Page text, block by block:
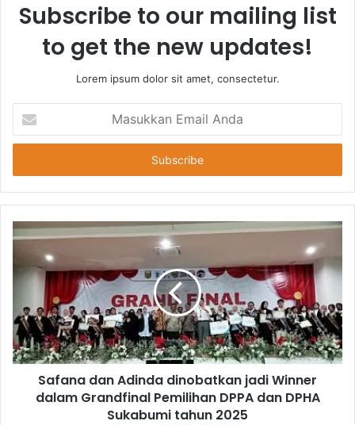
Subscribe to our mailing list
to get the new updates!
Lorem ipsum dolor sit amet, consectetur.
Email
Anda
Safana dan Adinda dinobatkan jadi Winner
dalam Grandfinal Pemilihan DPPA dan DPHA
Sukabumi tahun 2025